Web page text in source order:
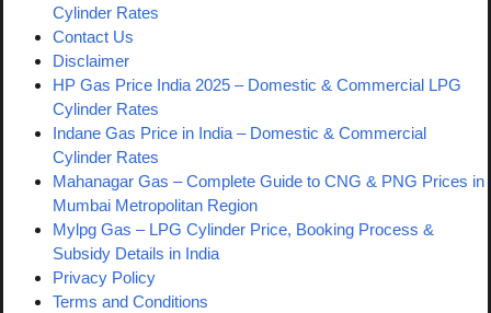
Cylinder Rates
Contact Us
Disclaimer
HP Gas Price India 2025 – Domestic & Commercial LPG
Cylinder Rates
Indane Gas Price in India – Domestic & Commercial
Cylinder Rates
Mahanagar Gas – Complete Guide to CNG & PNG Prices in
Mumbai Metropolitan Region
Mylpg Gas – LPG Cylinder Price, Booking Process &
Subsidy Details in India
Privacy Policy
Terms and Conditions